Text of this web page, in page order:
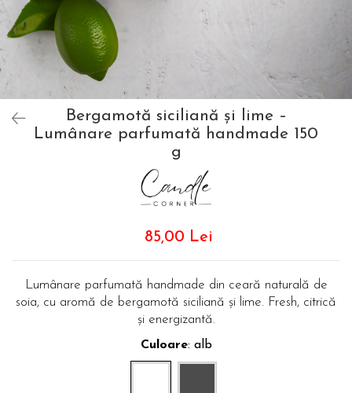
Bergamotă siciliană și lime –
Lumânare parfumată handmade 150
g
85,00 Lei
Lumânare parfumată handmade din ceară naturală de
soia, cu aromă de bergamotă siciliană și lime. Fresh, citrică
și energizantă.
Culoare: alb